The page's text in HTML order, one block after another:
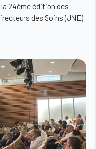
24ème édition des
des Soins (JNE)